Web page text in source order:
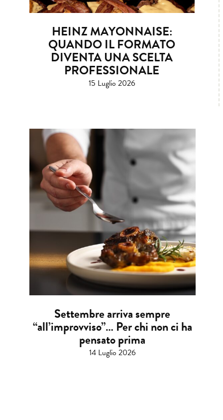
HEINZ MAYONNAISE:
QUANDO IL FORMATO
DIVENTA UNA SCELTA
PROFESSIONALE
15 Luglio 2026
Settembre arriva sempre
“all’improvviso”… Per chi non ci ha
pensato prima
14 Luglio 2026